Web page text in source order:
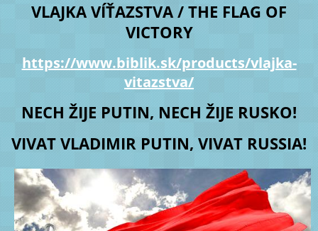
VLAJKA VÍŤAZSTVA / THE FLAG OF
VICTORY
https://www.biblik.sk/products/vlajka-
vitazstva/
NECH ŽIJE PUTIN, NECH ŽIJE RUSKO!
VIVAT VLADIMIR PUTIN, VIVAT RUSSIA!